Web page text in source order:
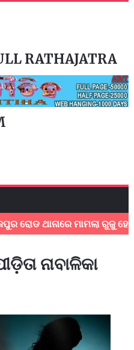
RATHAJATRA
ରୋଡ ଥାନାରେ ମାମଲା ରୁଜୁ ହେଲା
ନାବାଳିକା